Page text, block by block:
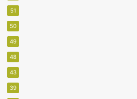
51
50
49
48
43
39